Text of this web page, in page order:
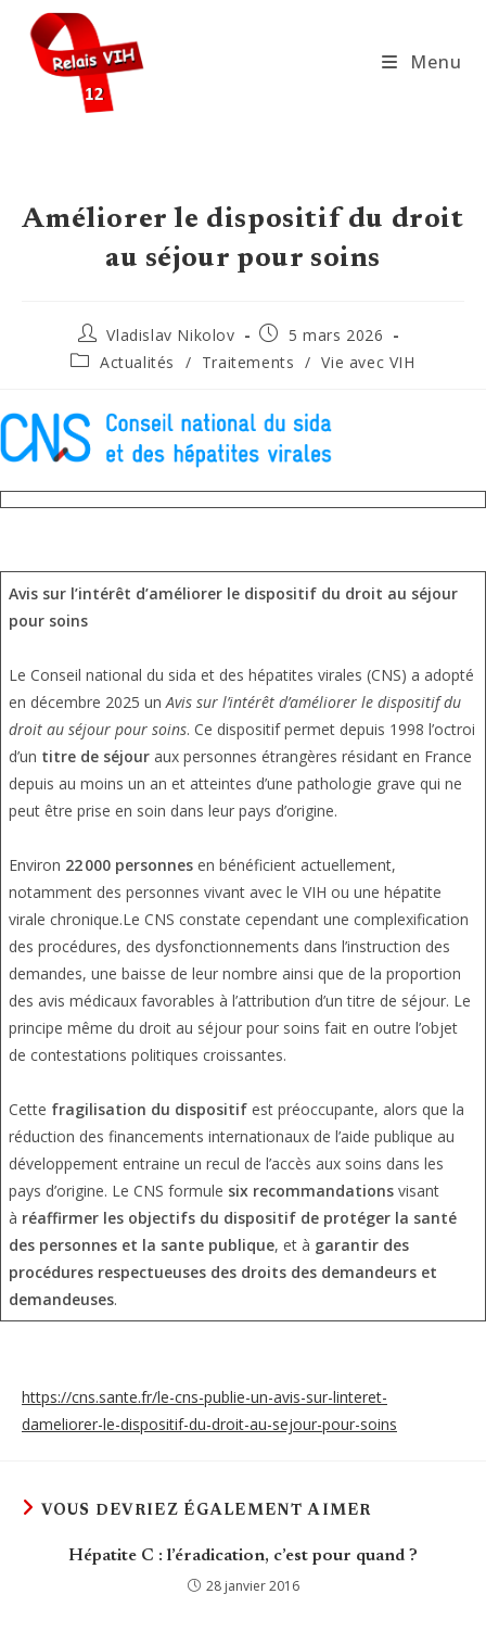
content
Menu
Améliorer le dispositif du droit
au séjour pour soins
Auteur/autrice
de
la
Vladislav Nikolov
Publication
publiée :
5 mars 2026
PostActualités / Traitements / Vie avec VIH
Avis sur l’intérêt d’améliorer le dispositif du droit au séjour
pour soins
Le Conseil national du sida et des hépatites virales (CNS) a adopté
en décembre 2025 un Avis sur l’intérêt d’améliorer le dispositif du
droit au séjour pour soins. Ce dispositif permet depuis 1998 l’octroi
d’un titre de séjour aux personnes étrangères résidant en France
depuis au moins un an et atteintes d’une pathologie grave qui ne
peut être prise en soin dans leur pays d’origine.
Environ 22 000 personnes en bénéficient actuellement,
notamment des personnes vivant avec le VIH ou une hépatite
virale chronique.Le CNS constate cependant une complexification
des procédures, des dysfonctionnements dans l’instruction des
demandes, une baisse de leur nombre ainsi que de la proportion
des avis médicaux favorables à l’attribution d’un titre de séjour. Le
principe même du droit au séjour pour soins fait en outre l’objet
de contestations politiques croissantes.
Cette fragilisation du dispositif est préoccupante, alors que la
réduction des financements internationaux de l’aide publique au
développement entraine un recul de l’accès aux soins dans les
pays d’origine. Le CNS formule six recommandations visant
à réaffirmer les objectifs du dispositif de protéger la santé
des personnes et la sante publique, et à garantir des
procédures respectueuses des droits des demandeurs et
demandeuses.
https://cns.sante.fr/le-cns-publie-un-avis-sur-linteret-
dameliorer-le-dispositif-du-droit-au-sejour-pour-soins
VOUS DEVRIEZ ÉGALEMENT AIMER
Hépatite C : l’éradication, c’est pour quand ?
28 janvier 2016